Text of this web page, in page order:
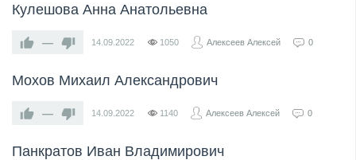
Кулешова Анна Анатольевна
— 14.09.2022 1050 Алексеев Алексей 0
Мохов Михаил Александрович
— 14.09.2022 1140 Алексеев Алексей 0
Панкратов Иван Владимирович